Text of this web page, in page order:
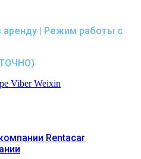
| Режим работы с
Viber Weixin
Rentacar